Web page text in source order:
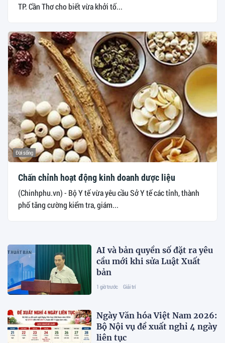
TP. Cần Thơ cho biết vừa khởi tố...
Đời sống
Chấn chỉnh hoạt động kinh doanh dược liệu
(Chinhphu.vn) - Bộ Y tế vừa yêu cầu Sở Y tế các tỉnh, thành
phố tăng cường kiểm tra, giám...
AI và bản quyền số đặt ra yêu
cầu mới khi sửa Luật Xuất
bản
1 giờ trước Giải trí
Ngày Văn hóa Việt Nam 2026:
Bộ Nội vụ đề xuất nghỉ 4 ngày
liên tục